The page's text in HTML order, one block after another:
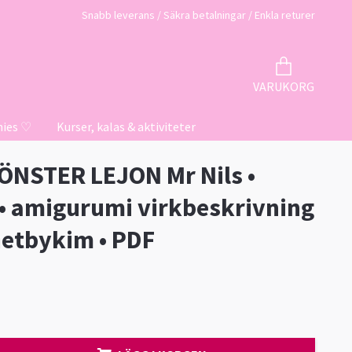
Snabb leverans / Säkra betalningar / Enkla returer
VARUKORG
♡ Kurser, kalas & aktiviteter
LEJON Mr Nils •
amigurumi virkbeskrivning
• PDF